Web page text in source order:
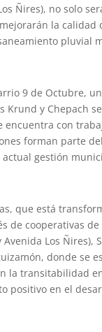
Ñires), no solo
la calidad
pluvial
9 de Octubre,
y Chepach
encuentra con
forman parte
gestión
que está
de cooperativas
Los Ñires),
donde se
la transitabilidad
positivo en el